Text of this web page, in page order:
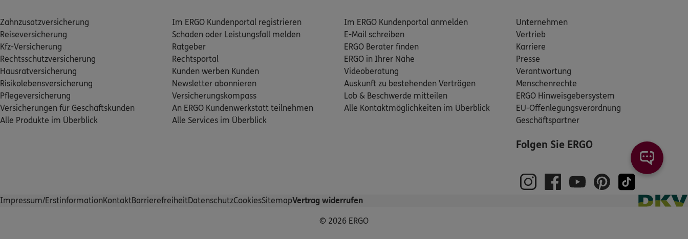
Zahnzusatzversicherung
Reiseversicherung
Kfz-Versicherung
Rechtsschutzversicherung
Hausratversicherung
Risikolebensversicherung
Pflegeversicherung
Versicherungen für Geschäftskunden
Alle Produkte im Überblick
Im ERGO Kundenportal registrieren
Schaden oder Leistungsfall melden
Ratgeber
Rechtsportal
Kunden werben Kunden
Newsletter abonnieren
Versicherungskompass
An ERGO Kundenwerkstatt teilnehmen
Alle Services im Überblick
Im ERGO Kundenportal anmelden
E-Mail schreiben
ERGO Berater finden
ERGO in Ihrer Nähe
Videoberatung
Auskunft zu bestehenden Verträgen
Lob & Beschwerde mitteilen
Alle Kontaktmöglichkeiten im Überblick
Unternehmen
Vertrieb
Karriere
Presse
Verantwortung
Menschenrechte
ERGO Hinweisgebersystem
EU-Offenlegungsverordnung
Geschäftspartner
Folgen Sie ERGO
Impressum/ErstinformationKontaktBarrierefreiheitDatenschutzCookiesSitemapVertrag widerrufen
© 2026 ERGO